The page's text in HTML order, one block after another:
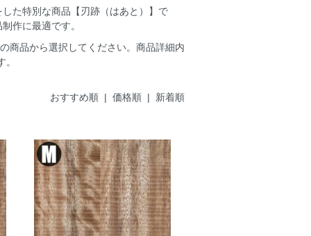
た特別な商品【刃跡（はあと）】で
作に最適です。
商品から選択してください。商品詳細内
おすすめ順 | 価格順 | 新着順